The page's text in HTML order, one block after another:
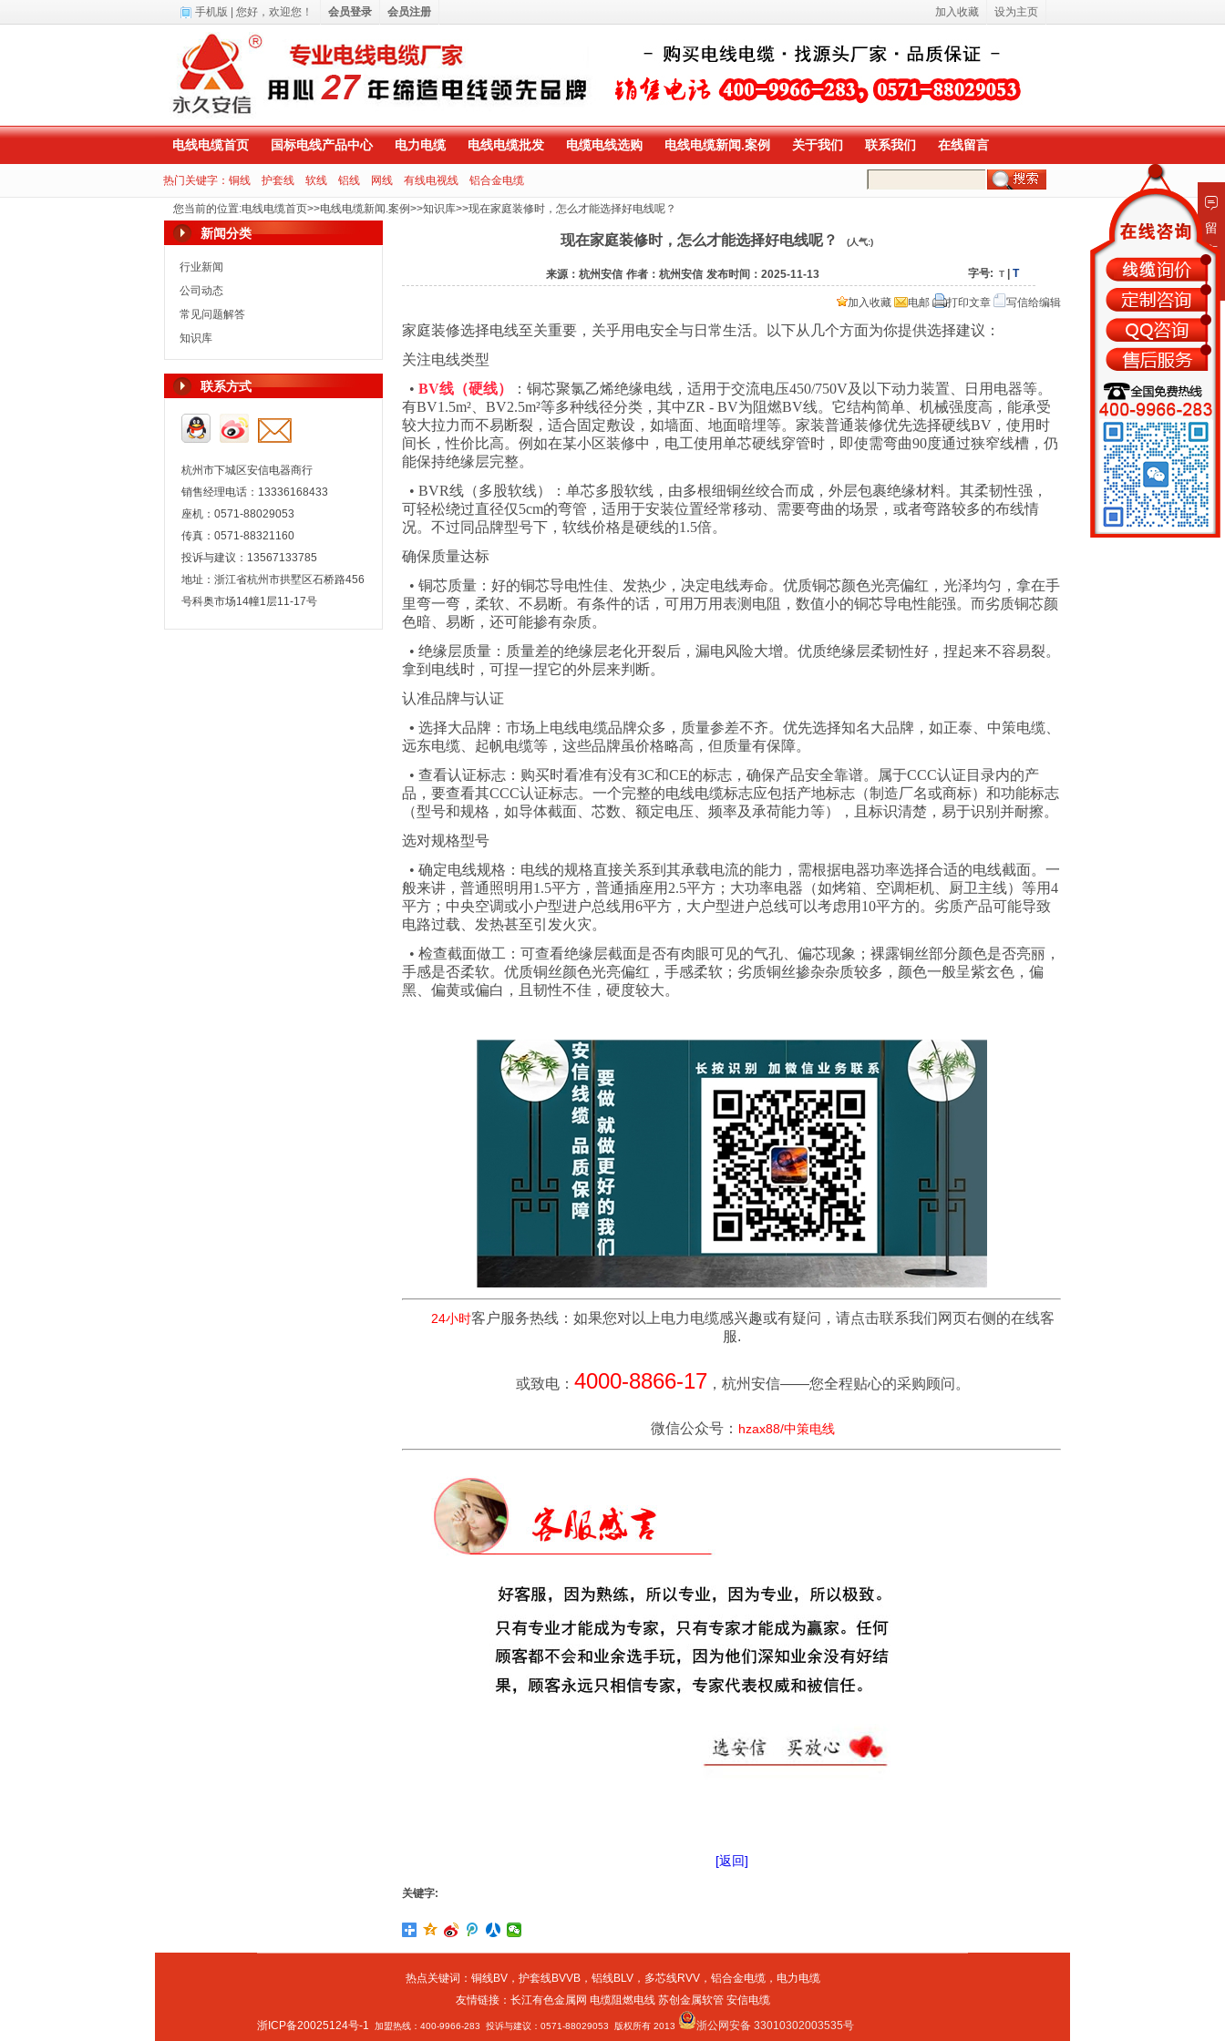
电线电缆首页 国标电线产品中心 电力电缆 电线电缆批发 电缆电线选购 电线电缆新闻.案例 关于我们 联系我们 在线留言
热门关键字： 铜线 护套线 软线 铝线 网线 有线电视线 铝合金电缆
您当前的位置:电线电缆首页>>电线电缆新闻.案例>>知识库>>现在家庭装修时，怎么才能选择好电线呢？
新闻分类
行业新闻
公司动态
常见问题解答
知识库
联系方式
杭州市下城区安信电器商行
销售经理电话：13336168433
座机：0571-88029053
传真：0571-88321160
投诉与建议：13567133785
地址：浙江省杭州市拱墅区石桥路456
号科奥市场14幢1层11-17号
现在家庭装修时，怎么才能选择好电线呢？ (人气:)
来源：杭州安信 作者：杭州安信 发布时间：2025-11-13 字号: T T
加入收藏 电邮 打印文章 写信给编辑
家庭装修选择电线至关重要，关乎用电安全与日常生活。以下从几个方面为你提供选择建议：
关注电线类型
• BV线（硬线） ：铜芯聚氯乙烯绝缘电线，适用于交流电压450/750V及以下动力装置、日用电器等。
有BV1.5m² BV2.5m²等多种线径分类，其中ZR - BV为阻燃BV线。它结构简单、机械强度高，能承受
较大拉力而不易断裂，适合固定敷设，如墙面、地面暗埋等。家装普通装修优先选择硬线BV ，使用时
间长，性价比高。例如在某小区装修中，电工使用单芯硬线穿管时，即使需弯曲90度通过狭窄线槽，仍
能保持绝缘层完整。
• BVR线（多股软线）：单芯多股软线，由多根细铜丝绞合而成，外层包裹绝缘材料。其柔韧性强，
可轻松绕过直径仅5cm的弯管，适用于安装位置经常移动、需要弯曲的场景，或者弯路较多的布线情
况。不过同品牌型号下，软线价格是硬线的1.5倍。
确保质量达标
• 铜芯质量：好的铜芯导电性佳、发热少，决定电线寿命。优质铜芯颜色光亮偏红，光泽均匀，拿在手
里弯一弯，柔软、不易断。有条件的话，可用万用表测电阻，数值小的铜芯导电性能强。而劣质铜芯颜
色暗、易断，还可能掺有杂质。
• 绝缘层质量：质量差的绝缘层老化开裂后，漏电风险大增。优质绝缘层柔韧性好，捏起来不容易裂。
拿到电线时，可捏一捏它的外层来判断。
认准品牌与认证
• 选择大品牌：市场上电线电缆品牌众多，质量参差不齐。优先选择知名大品牌，如正泰、 中策电缆、
远东电缆、起帆电缆等，这些品牌虽价格略高，但质量有保障。
• 查看认证标志：购买时看准有没有3C和CE的标志，确保产品安全靠谱。属于CCC认证目录内的产
品，要查看其CCC认证标志。一个完整的电线电缆标志应包括产地标志（制造厂名或商标）和功能标志
（型号和规格，如导体截面、芯数、额定电压、频率及承荷能力等），且标识清楚，易于识别并耐擦。
选对规格型号
• 确定电线规格：电线的规格直接关系到其承载电流的能力，需根据电器功率选择合适的电线截面。一
般来讲，普通照明用 1.5平方，普通插座用 2.5平方；大功率电器（如烤箱、空调柜机、厨卫主线）等用4
平方；中央空调或小户型进户总线用6平方，大户型进户总线可以考虑用 10平方的。劣质产品可能导致
电路过载、发热甚至引发火灾。
• 检查截面做工：可查看绝缘层截面是否有肉眼可见的气孔、偏芯现象；裸露铜丝部分颜色是否亮丽，
手感是否柔软。优质铜丝颜色光亮偏红，手感柔软；劣质铜丝掺杂杂质较多，颜色一般呈紫玄色，偏
黑、偏黄或偏白，且韧性不佳，硬度较大。
24小时客户服务热线：如果您对以上电力电缆感兴趣或有疑问，请点击联系我们网页右侧的在线客
服.
或致电： 4000-8866-17 ，杭州安信——您全程贴心的采购顾问。
微信公众号： hzax88/中策电线
[返回]
关键字:
热点关键词： 铜线BV， 护套线BVVB， 铝线BLV， 多芯线RVV， 铝合金电缆， 电力电缆
友情链接： 长江有色金属网 电缆阻燃电线 苏创金属软管 安信电缆
浙ICP备20025124号-1 加盟热线：400-9966-283 投诉与建议：0571-88029053 版权所有 2013 浙公网安备 33010302003535号
手机版 | 您好， 欢迎您！ 会员登录 会员注册 加入收藏 设为主页
留
言